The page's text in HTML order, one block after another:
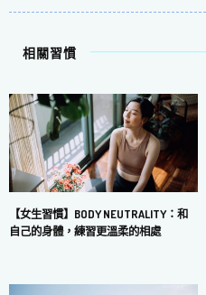
相關習慣
【女生習慣】BODY NEUTRALITY：和
自己的身體，練習更溫柔的相處